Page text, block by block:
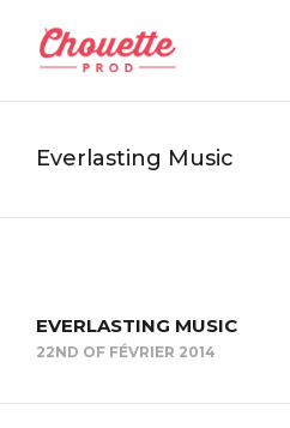
Everlasting Music
EVERLASTING MUSIC
22ND OF FÉVRIER 2014